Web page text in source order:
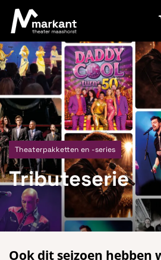
Theaterpakketten en -series
Tributeserie
Ook dit seizoen hebben